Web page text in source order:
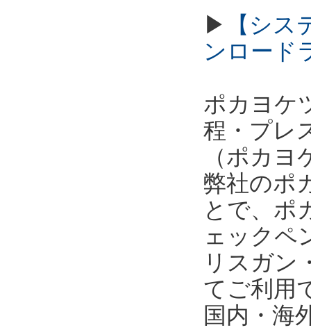
▶
【シ
ンロード
ポカヨケ
程・プレ
（ポカ
弊社のポ
とで、ポ
ェックペ
リスガン
てご利用
国内・海